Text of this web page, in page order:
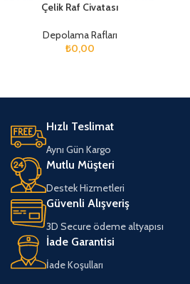
Çelik Raf Civatası
Depolama Rafları
₺0,00
Hızlı Teslimat
Aynı Gün Kargo
Mutlu Müşteri
Destek Hizmetleri
Güvenli Alışveriş
3D Secure ödeme altyapısı
İade Garantisi
İade Koşulları